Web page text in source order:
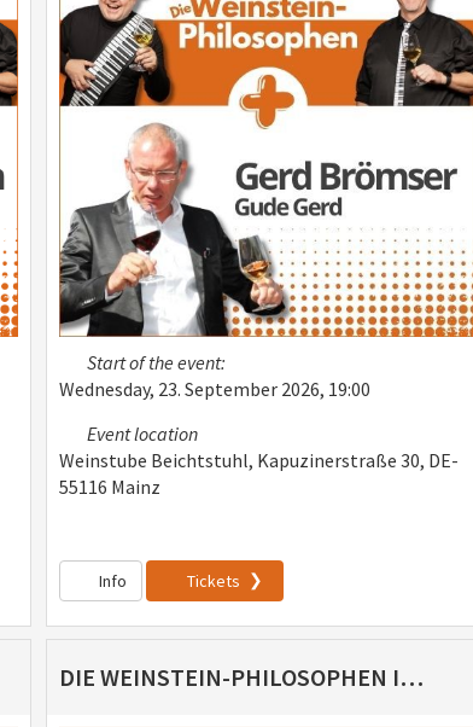
Start of the event:
Wednesday, 23. September 2026, 19:00
Event location
Weinstube Beichtstuhl, Kapuzinerstraße 30, DE-
55116 Mainz
Info Tickets
DIE WEINSTEIN-PHILOSOPHEN IN HOCHHEIM